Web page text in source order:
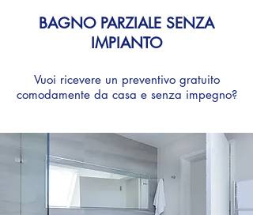
BAGNO PARZIALE SENZA
IMPIANTO
Vuoi ricevere un preventivo gratuito
comodamente da casa e senza impegno?